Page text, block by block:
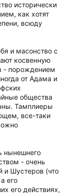
исторически
как хотят
всюду
и масонство с
косвенную
- порождением
от Адама и
общества
Тамплиеры
все-таки
нынешнего
- очень
и Шустеров (что
его
его действиях,